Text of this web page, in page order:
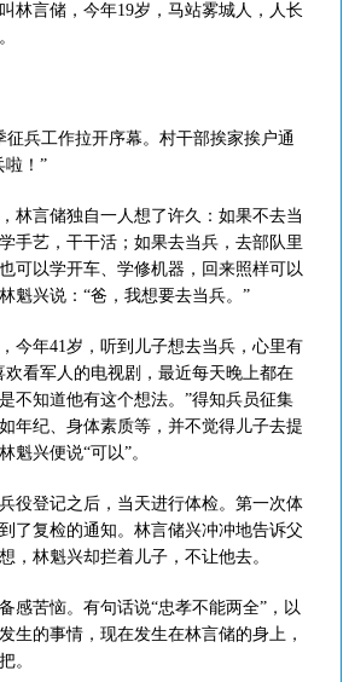
林言储，今年19岁，马站雾城人，人长
征兵工作拉开序幕。村干部挨家挨户通
啦！”
林言储独自一人想了许久：如果不去当
手艺，干干活；如果去当兵，去部队里
可以学开车、学修机器，回来照样可以
魁兴说：“爸，我想要去当兵。”
今年41岁，听到儿子想去当兵，心里有
欢看军人的电视剧，最近每天晚上都在
不知道他有这个想法。”得知兵员征集
年纪、身体素质等，并不觉得儿子去提
魁兴便说“可以”。
役登记之后，当天进行体检。第一次体
了复检的通知。林言储兴冲冲地告诉父
，林魁兴却拦着儿子，不让他去。
感苦恼。有句话说“忠孝不能两全”，以
生的事情，现在发生在林言储的身上，
。